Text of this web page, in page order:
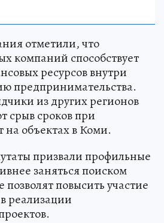
отметили, что
компаний способствует
ресурсов внутри
предпринимательства.
из других регионов
срыв сроков при
объектах в Коми.
призвали профильные
заняться поиском
повысить участие
реализации